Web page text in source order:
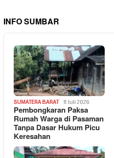
INFO SUMBAR
SUMATERA BARAT 11 Juli 2026
Pembongkaran Paksa
Rumah Warga di Pasaman
Tanpa Dasar Hukum Picu
Keresahan